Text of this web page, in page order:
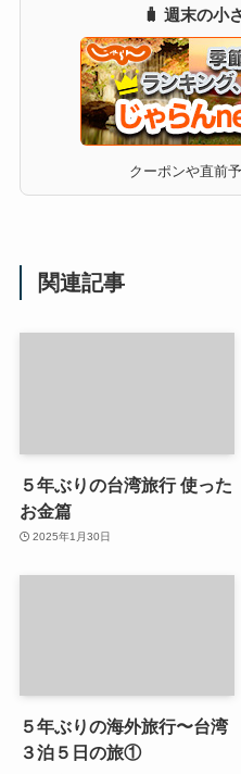
🧳 週末の小
クーポンや直前
関連記事
５年ぶりの台湾旅行 使った
お金篇
2025年1月30日
５年ぶりの海外旅行〜台湾
３泊５日の旅①